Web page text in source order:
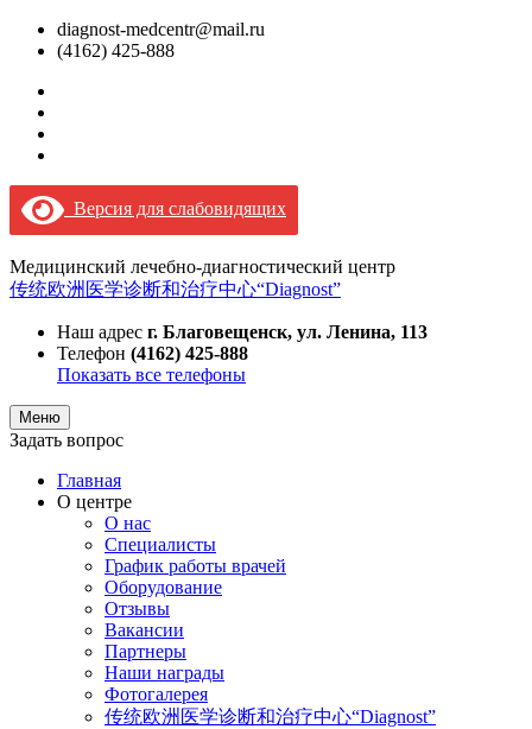
diagnost-medcentr@mail.ru
(4162) 425-888
Версия для слабовидящих
Медицинский лечебно-диагностический центр
传统欧洲医学诊断和治疗中心“Diagnost”
Наш адрес г. Благовещенск, ул. Ленина, 113
Телефон (4162) 425-888
Показать все телефоны
Меню
Задать вопрос
Главная
О центре
О нас
Специалисты
График работы врачей
Оборудование
Отзывы
Вакансии
Партнеры
Наши награды
Фотогалерея
传统欧洲医学诊断和治疗中心“Diagnost”